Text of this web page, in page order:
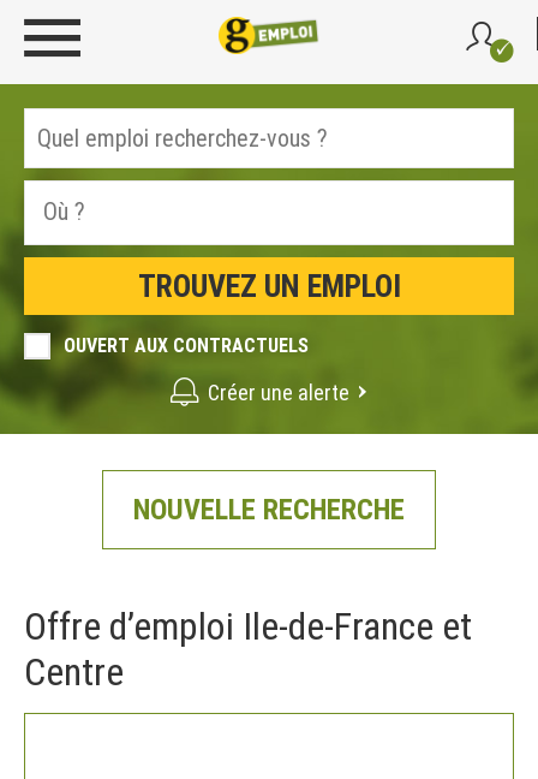
OUVERT AUX CONTRACTUELS
Créer une alerte
NOUVELLE RECHERCHE
Offre d’emploi Ile-de-France et
Centre